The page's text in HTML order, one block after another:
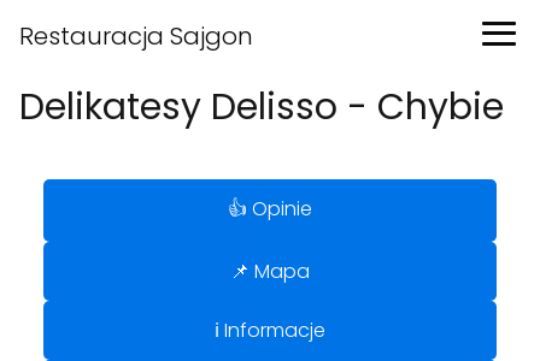
Restauracja Sajgon
Delikatesy Delisso - Chybie
👍 Opinie
📌 Mapa
ℹ️ Informacje